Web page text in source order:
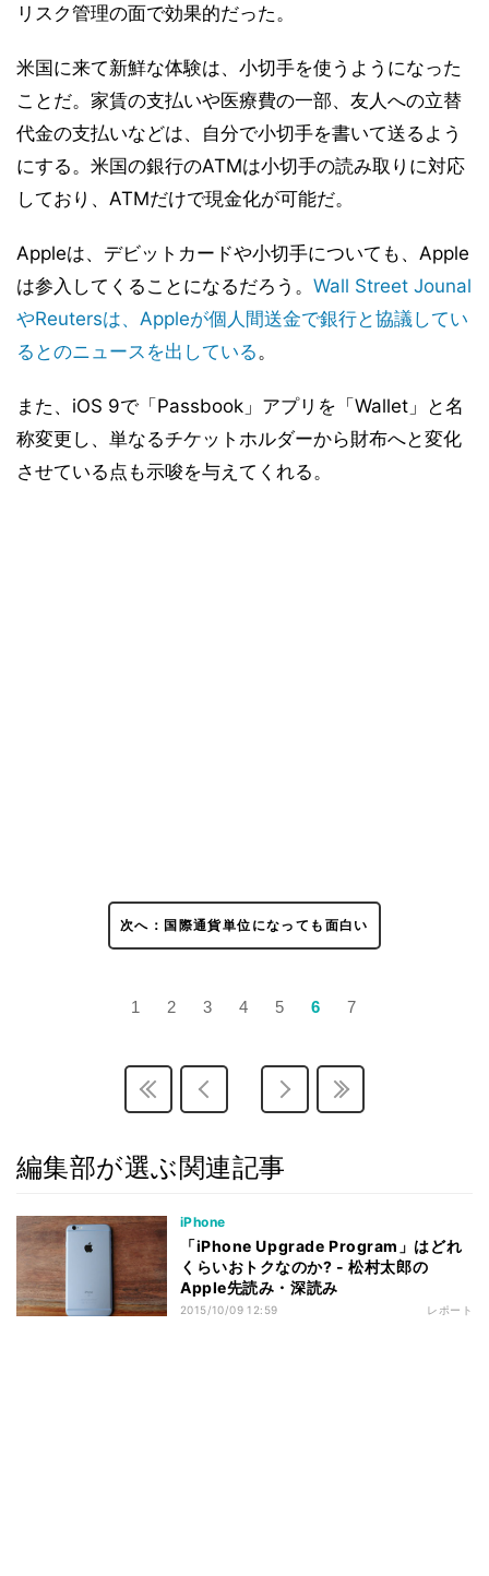
リスク管理の面で効果的だった。
米国に来て新鮮な体験は、小切手を使うようになった
ことだ。家賃の支払いや医療費の一部、友人への立替
代金の支払いなどは、自分で小切手を書いて送るよう
にする。米国の銀行のATMは小切手の読み取りに対応
しており、ATMだけで現金化が可能だ。
Appleは、デビットカードや小切手についても、Apple
は参入してくることになるだろう。 Wall Street Jounal
やReutersは、Appleが個人間送金で銀行と協議してい
るとのニュースを出している。
また、iOS 9で「Passbook」アプリを「Wallet」と名
称変更し、単なるチケットホルダーから財布へと変化
させている点も示唆を与えてくれる。
次へ：国際通貨単位になっても面白い
1 2 3 4 5 6 7
編集部が選ぶ関連記事
iPhone
「iPhone Upgrade Program」はどれ
くらいおトクなのか? - 松村太郎の
Apple先読み・深読み
2015/10/09 12:59 レポート